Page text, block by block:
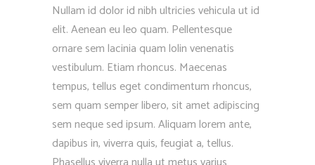
Nullam id dolor id nibh ultricies vehicula ut id
elit. Aenean eu leo quam. Pellentesque
ornare sem lacinia quam lolin venenatis
vestibulum. Etiam rhoncus. Maecenas
tempus, tellus eget condimentum rhoncus,
sem quam semper libero, sit amet adipiscing
sem neque sed ipsum. Aliquam lorem ante,
dapibus in, viverra quis, feugiat a, tellus.